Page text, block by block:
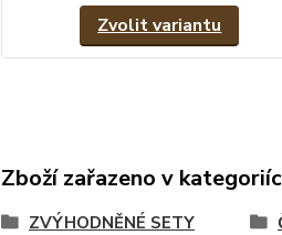
Zvolit variantu
Zboží zařazeno v
ZVÝHODNĚNÉ SETY